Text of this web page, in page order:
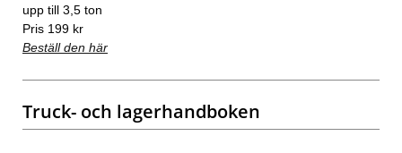
upp till 3,5 ton
Pris 199 kr
Beställ den här
Truck- och lagerhandboken